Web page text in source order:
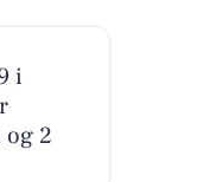
i
og 2